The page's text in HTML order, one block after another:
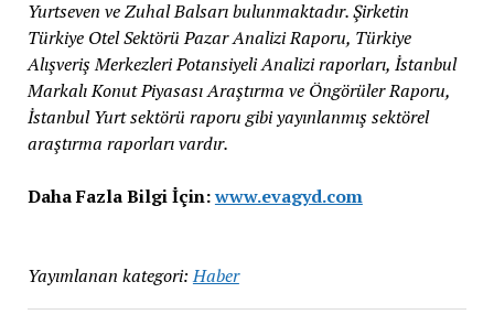
Yurtseven ve Zuhal Balsarı bulunmaktadır. Şirketin
Türkiye Otel Sektörü Pazar Analizi Raporu, Türkiye
Alışveriş Merkezleri Potansiyeli Analizi raporları, İstanbul
Markalı Konut Piyasası Araştırma ve Öngörüler Raporu,
İstanbul Yurt sektörü raporu gibi yayınlanmış sektörel
araştırma raporları vardır.
Daha Fazla Bilgi İçin:www.evagyd.com
Yayımlanan kategori: Haber